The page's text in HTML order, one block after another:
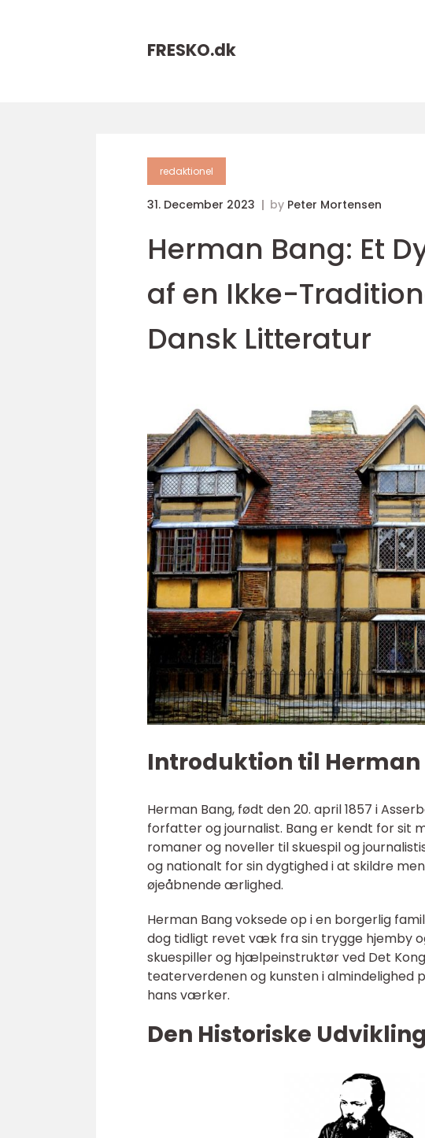
FRESKO.dk
redaktionel
31. December 2023 by Peter Mortensen
Herman Bang: Et
af en Ikke-
Dansk Litteratur
Introduktion til Herman
Herman Bang, født den 20. april 1857 i
forfatter og journalist. Bang er kendt for
romaner og noveller til skuespil og
og nationalt for sin dygtighed i at skildre
øjeåbnende ærlighed.
Herman Bang voksede op i en borgerlig
dog tidligt revet væk fra sin trygge hjemby
skuespiller og hjælpeinstruktør ved Det
teaterverdenen og kunsten i
hans værker.
Den Historiske